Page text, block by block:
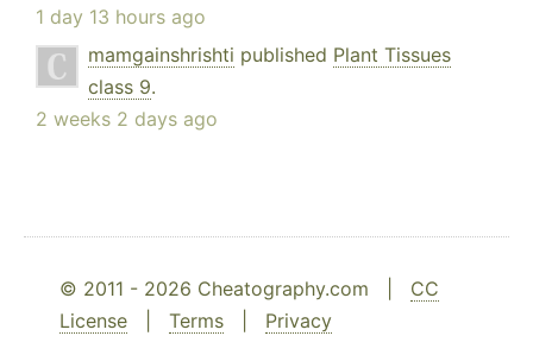
1 day 13 hours ago
mamgainshrishti published Plant Tissues
class 9.
2 weeks 2 days ago
© 2011 - 2026 Cheatography.com | CC
License
Terms Privacy